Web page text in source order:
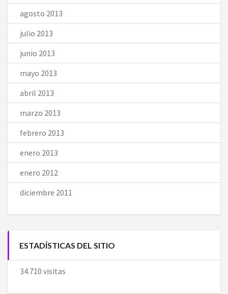
agosto 2013
julio 2013
junio 2013
mayo 2013
abril 2013
marzo 2013
febrero 2013
enero 2013
enero 2012
diciembre 2011
ESTADÍSTICAS DEL SITIO
34.710 visitas